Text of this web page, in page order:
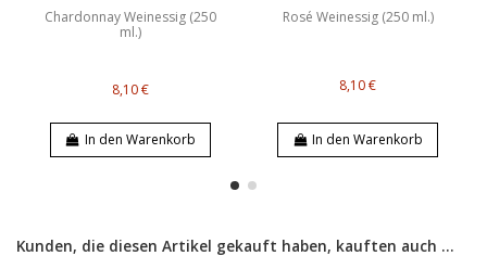
Chardonnay Weinessig (250
ml.)
8,10 €
In den Warenkorb
Rosé Weinessig (250 ml.)
8,10 €
In den Warenkorb
Kunden, die diesen Artikel gekauft haben, kauften auch ...